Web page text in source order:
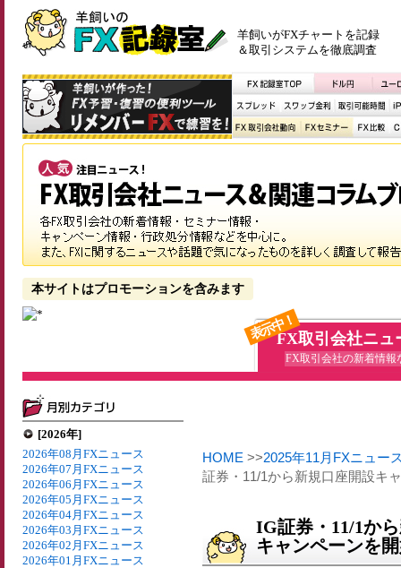
羊飼いがFXチャートを記録
＆取引システムを徹底調査
本サイトはプロモーションを含みます
表示中！FX取引会社ニュ
FX取引会社の新着情報
[2026年]
2026年08月FXニュース
2026年07月FXニュース
2026年06月FXニュース
2026年05月FXニュース
2026年04月FXニュース
2026年03月FXニュース
2026年02月FXニュース
2026年01月FXニュース
HOME >>2025年11月FXニュー
証券・11/1から新規口座開設キ
IG証券・11/1か
キャンペーンを